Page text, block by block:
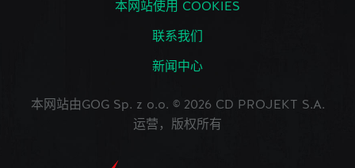
本网站使用 COOKIES
联系我们
新闻中心
本网站由GOG Sp. z o.o. © 2026 CD PROJEKT S.A.
运营，版权所有